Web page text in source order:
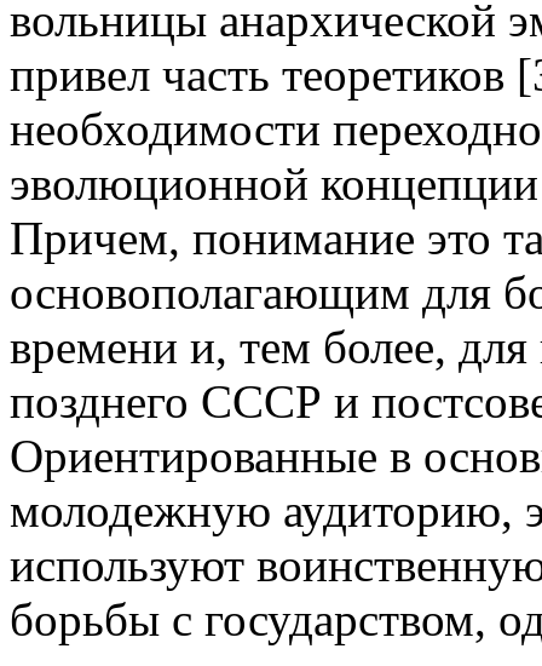
вольницы анархической
привел часть
необходимости
эволюционной
Причем, понимание это
основополагающим для
времени и, тем более,
позднего СССР и
Ориентированные в
молодежную аудиторию,
используют
борьбы с государством,